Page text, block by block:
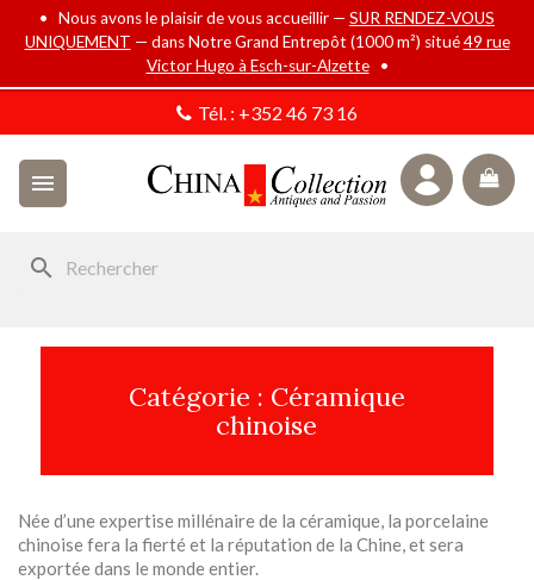
• Nous avons le plaisir de vous accueillir — SUR RENDEZ-VOUS
UNIQUEMENT — dans Notre Grand Entrepôt (1000 m²) situé49 rue
Victor Hugo à Esch-sur-Alzette•
Tél. : +352 46 73 16

search
Catégorie : Céramique
chinoise
Née d’une expertise millénaire de la céramique, la porcelaine
chinoise fera la fierté et la réputation de la Chine, et sera
exportée dans le monde entier.